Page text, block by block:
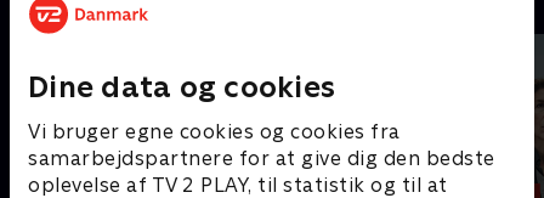
Dine data og cookies
Vi bruger egne cookies og cookies fra
samarbejdspartnere for at give dig den bedste
oplevelse af TV 2 PLAY, til statistik og til at